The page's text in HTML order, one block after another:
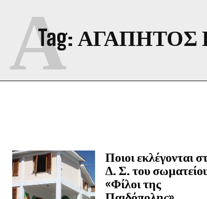
Tag: ΑΓΑΠΗΤΌΣ
Α
Ποιοι εκλέγονται
Δ. Σ. του
«Φίλοι της